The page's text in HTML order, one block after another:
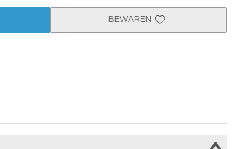
BEWAREN